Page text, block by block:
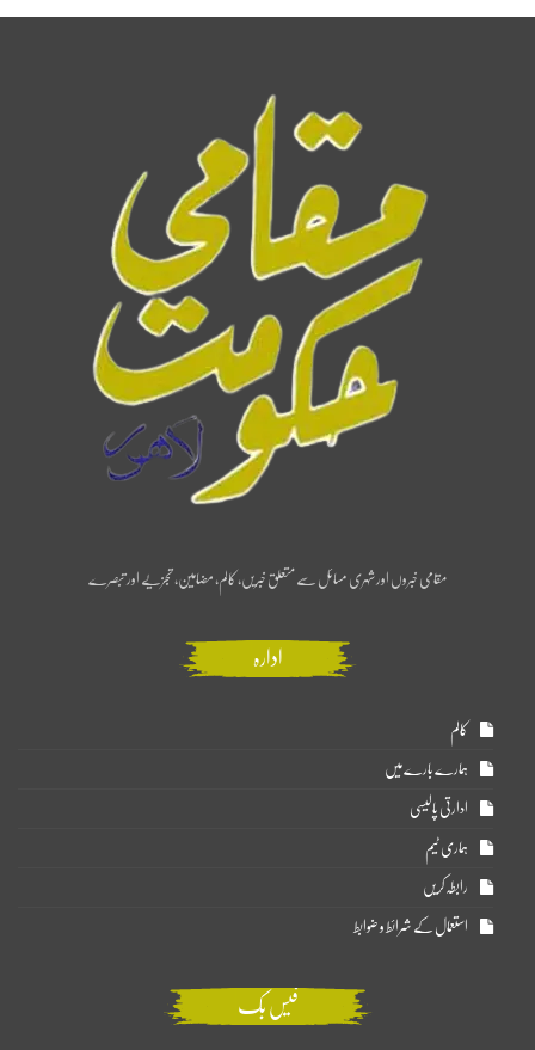
مقامی خبروں اور شہری مسائل سے متعلق خبریں، کالم، مضامین، تجزیے اور تبصرے
ادارہ
کالم
ہمارے بارے میں
ادارتی پالیسی
ہماری ٹیم
رابطہ کریں
استعمال کے شرائط و ضوابط
فیس بک